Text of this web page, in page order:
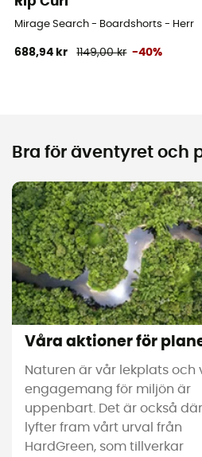
Mirage Search - Boardshorts - Herr
688,94 kr 1149,00 kr -40%
Bra för äventyret och
Våra aktioner för
Naturen är vår lekplats och
engagemang för miljön är
uppenbart. Det är också
lyfter fram vårt urval från
HardGreen, som tillverkar